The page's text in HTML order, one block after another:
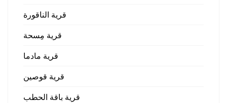
قرية الناقورة
قرية مِسحة
قرية مادما
قرية قوصين
قرية باقة الحطب